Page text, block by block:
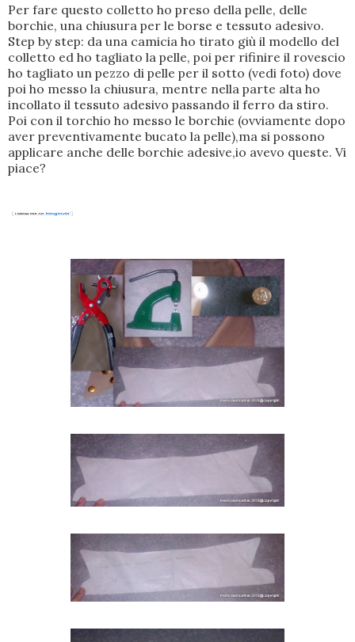
Per fare questo colletto ho preso della pelle, delle
borchie, una chiusura per le borse e tessuto adesivo.
Step by step: da una camicia ho tirato giù il modello del
colletto ed ho tagliato la pelle, poi per rifinire il rovescio
ho tagliato un pezzo di pelle per il sotto (vedi foto) dove
poi ho messo la chiusura, mentre nella parte alta ho
incollato il tessuto adesivo passando il ferro da stiro.
Poi con il torchio ho messo le borchie (ovviamente dopo
aver preventivamente bucato la pelle),ma si possono
applicare anche delle borchie adesive,io avevo queste. Vi
piace?